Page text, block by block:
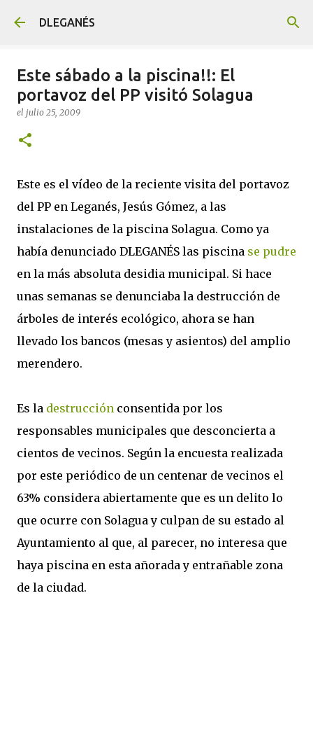
DLEGANÉS
Este sábado a la piscina!!: El
portavoz del PP visitó Solagua
el julio 25, 2009
Este es el vídeo de la reciente visita del portavoz
del PP en Leganés, Jesús Gómez, a las
instalaciones de la piscina Solagua. Como ya
había denunciado DLEGANÉS las piscina se pudre
en la más absoluta desidia municipal. Si hace
unas semanas se denunciaba la destrucción de
árboles de interés ecológico, ahora se han
llevado los bancos (mesas y asientos) del amplio
merendero.
Es la destrucción consentida por los
responsables municipales que desconcierta a
cientos de vecinos. Según la encuesta realizada
por este periódico de un centenar de vecinos el
63% considera abiertamente que es un delito lo
que ocurre con Solagua y culpan de su estado al
Ayuntamiento al que, al parecer, no interesa que
haya piscina en esta añorada y entrañable zona
de la ciudad.